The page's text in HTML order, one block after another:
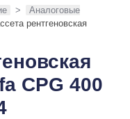
>
Аналоговые
рентгеновская
CPG 400